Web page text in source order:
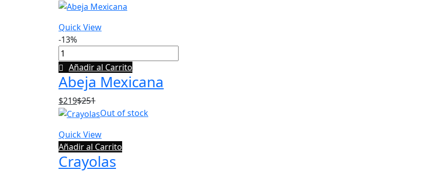
Quick View
-13%
Añadir al Carrito
Abeja Mexicana
$219$251
Out of stock
Quick View
Añadir al Carrito
Crayolas